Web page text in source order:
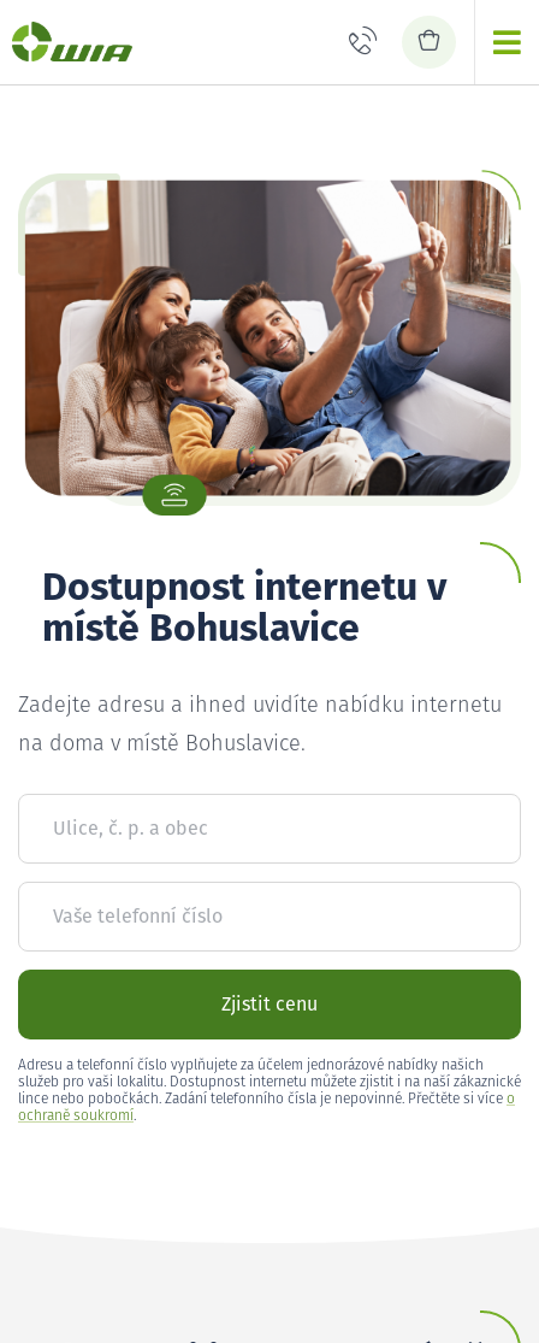
Dostupnost internetu v
místě Bohuslavice
Zadejte adresu a ihned uvidíte nabídku internetu
na doma v místě Bohuslavice.
Ulice, č. p. a obec
Vaše telefonní číslo
Zjistit cenu
Adresu a telefonní číslo vyplňujete za účelem jednorázové nabídky našich
služeb pro vaši lokalitu. Dostupnost internetu můžete zjistit i na naší zákaznické
lince nebo pobočkách. Zadání telefonního čísla je nepovinné. Přečtěte si více o
ochraně soukromí.